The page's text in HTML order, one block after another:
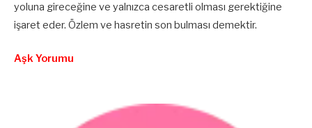
yoluna gireceğine ve yalnızca cesaretli olması gerektiğine
işaret eder. Özlem ve hasretin son bulması demektir.
Aşk Yorumu